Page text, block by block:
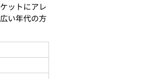
ットにアレ
い年代の方